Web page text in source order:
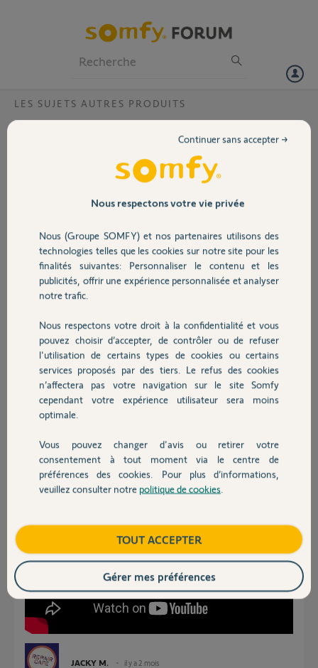
Volet
Sécurité
Domotique
Chauffage
Autres produits
Devis avec un pro
Contact
LES SUJETS AUTRES PRODUITS
moteur OREA RTS et télécommande TELIS 4RTS
je voudrais obtenir l'effacement complet de la mémoire moteur et
j'essaie de suivre les indications page7/8 de la notice, avez vous une
entendu l'appui sur la touche prog n'a aucun effet
Merci,
christian B.
il y a 2 mois
Participer au fil de discussion
Réponses
moteur est de 80€ ;))
JACKY M. il y a 2 mois
Nous respectons votre vie privée
Nous (Groupe SOMFY) et nos partenaires utilisons des
technologies telles que les cookies sur notre site pour les
finalités suivantes: Personnaliser le contenu et les
publicités, offrir une expérience personnalisée et analyser
notre trafic.
Nous respectons votre droit à la confidentialité et vous
pouvez choisir d’accepter, de contrôler ou de refuser
l'utilisation de certains types de cookies ou certains
services proposés par des tiers. Le refus des cookies
n’affectera pas votre navigation sur le site Somfy
cependant votre expérience utilisateur sera moins
optimale.
Vous pouvez changer d'avis ou retirer votre
consentement à tout moment via le centre de
préférences des cookies. Pour plus d’informations,
veuillez consulter notre politique de cookies
Continuer sans accepter →
TOUT ACCEPTER
Gérer mes préférences